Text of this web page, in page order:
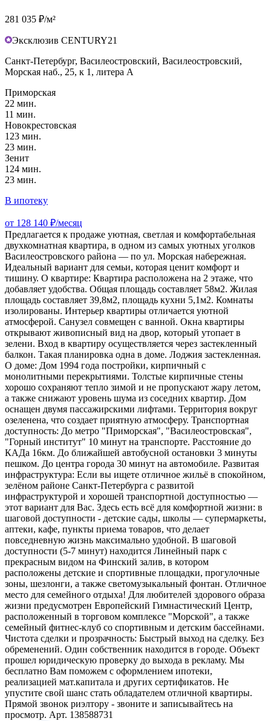
281 035 ₽/м²
Эксклюзив CENTURY21
Санкт-Петербург, Василеостровский, Василеостровский,
Морская наб., 25, к 1, литера А
Приморская
22 мин.
11 мин.
Новокрестовская
123 мин.
23 мин.
Зенит
124 мин.
23 мин.
В ипотеку
от 128 140 ₽/месяц
Предлагается к продаже уютная, светлая и комфортабельная
двухкомнатная квартира, в одном из самых уютных уголков
Василеостровского района — по ул. Морская набережная.
Идеальный вариант для семьи, которая ценит комфорт и
тишину. О квартире: Квартира расположена на 2 этаже, что
добавляет удобства. Общая площадь составляет 58м2. Жилая
площадь составляет 39,8м2, площадь кухни 5,1м2. Комнаты
изолированы. Интерьер квартиры отличается уютной
атмосферой. Санузел совмещен с ванной. Окна квартиры
открывают живописный вид на двор, который утопает в
зелени. Вход в квартиру осуществляется через застекленный
балкон. Такая планировка одна в доме. Лоджия застекленная.
О доме: Дом 1994 года постройки, кирпичный с
монолитными перекрытиями. Толстые кирпичные стены
хорошо сохраняют тепло зимой и не пропускают жару летом,
а также снижают уровень шума из соседних квартир. Дом
оснащен двумя пассажирскими лифтами. Территория вокруг
озеленена, что создает приятную атмосферу. Транспортная
доступность: До метро "Приморская", "Василеостровская",
"Горный институт" 10 минут на транспорте. Расстояние до
КАДа 16км. До ближайшей автобусной остановки 3 минуты
пешком. До центра города 30 минут на автомобиле. Развитая
инфраструктура: Если вы ищете отличное жильё в спокойном,
зелёном районе Санкт-Петербурга с развитой
инфраструктурой и хорошей транспортной доступностью —
этот вариант для Вас. Здесь есть всё для комфортной жизни: в
шаговой доступности - детские сады, школы — супермаркеты,
аптеки, кафе, пункты приема товаров, что делает
повседневную жизнь максимально удобной. В шаговой
доступности (5-7 минут) находится Линейный парк с
прекрасным видом на Финский залив, в котором
расположены детские и спортивные площадки, прогулочные
зоны, шезлонги, а также светомузыкальный фонтан. Отличное
место для семейного отдыха! Для любителей здорового образа
жизни предусмотрен Европейский Гимнастический Центр,
расположенный в торговом комплексе "Морской", а также
семейный фитнес-клуб со спортивным и детским бассейнами.
Чистота сделки и прозрачность: Быстрый выход на сделку. Без
обременений. Один собственник находится в городе. Объект
прошел юридическую проверку до выхода в рекламу. Мы
бесплатно Вам поможем с оформлением ипотеки,
реализацией мат.капитала и других сертификатов. Не
упустите свой шанс стать обладателем отличной квартиры.
Прямой звонок риэлтору - звоните и записывайтесь на
просмотр. Арт. 138588731